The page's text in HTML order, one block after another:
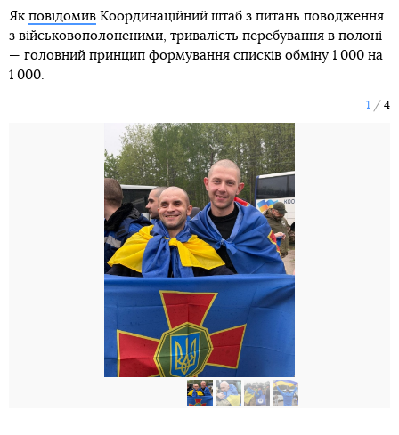
Як повідомив Координаційний штаб з питань поводження
з військовополоненими, тривалість перебування в полоні
— головний принцип формування списків обміну 1 000 на
1 000.
1 4